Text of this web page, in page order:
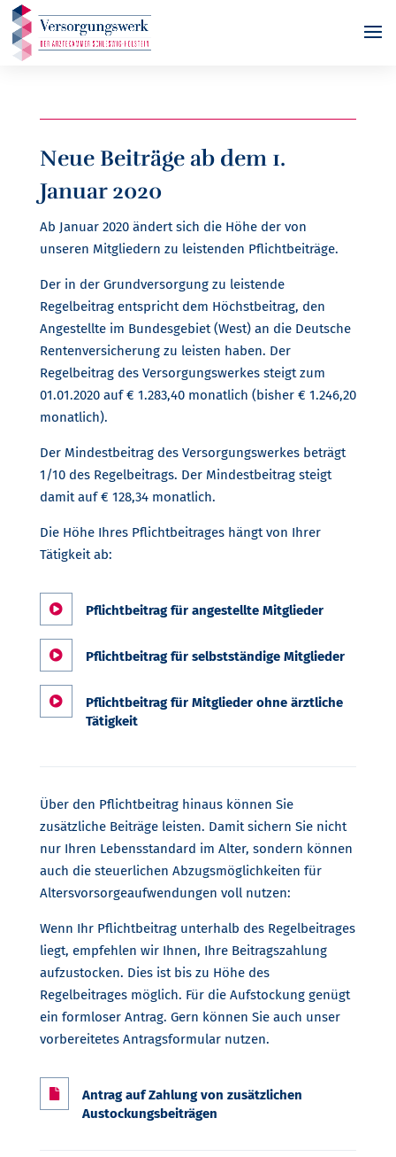
Neue Beiträge ab dem 1.
Januar 2020
Ab Januar 2020 ändert sich die Höhe der von
unseren Mitgliedern zu leistenden Pflichtbeiträge.
Der in der Grundversorgung zu leistende
Regelbeitrag entspricht dem Höchstbeitrag, den
Angestellte im Bundesgebiet (West) an die Deutsche
Rentenversicherung zu leisten haben. Der
Regelbeitrag des Versorgungswerkes steigt zum
01.01.2020 auf € 1.283,40 monatlich (bisher € 1.246,20
monatlich).
Der Mindestbeitrag des Versorgungswerkes beträgt
1/10 des Regelbeitrags. Der Mindestbeitrag steigt
damit auf € 128,34 monatlich.
Die Höhe Ihres Pflichtbeitrages hängt von Ihrer
Tätigkeit ab:
 Pflichtbeitrag für angestellte Mitglieder
 Pflichtbeitrag für selbstständige Mitglieder

Pflichtbeitrag für Mitglieder ohne ärztliche
Tätigkeit
Über den Pflichtbeitrag hinaus können Sie
zusätzliche Beiträge leisten. Damit sichern Sie nicht
nur Ihren Lebensstandard im Alter, sondern können
auch die steuerlichen Abzugsmöglichkeiten für
Altersvorsorgeaufwendungen voll nutzen:
Wenn Ihr Pflichtbeitrag unterhalb des Regelbeitrages
liegt, empfehlen wir Ihnen, Ihre Beitragszahlung
aufzustocken. Dies ist bis zu Höhe des
Regelbeitrages möglich. Für die Aufstockung genügt
ein formloser Antrag. Gern können Sie auch unser
vorbereitetes Antragsformular nutzen.

Antrag auf Zahlung von zusätzlichen
Austockungsbeiträgen